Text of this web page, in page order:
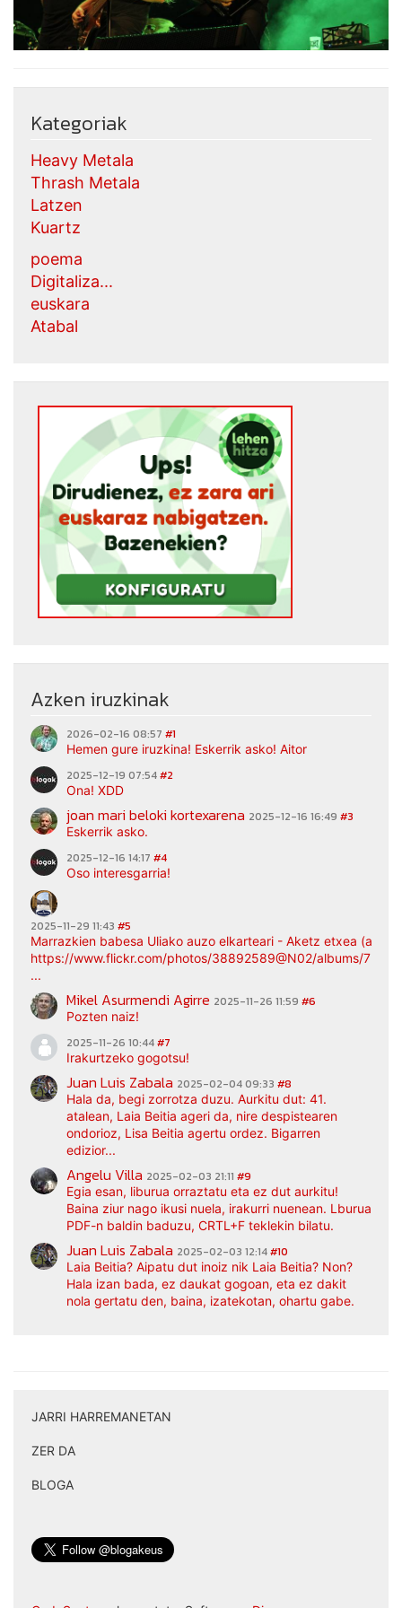
Kategoriak
Heavy Metala
Thrash Metala
Latzen
Kuartz
poema
Digitaliza...
euskara
Atabal
Azken iruzkinak
2026-02-16 08:57 #1
Hemen gure iruzkina! Eskerrik asko! Aitor
2025-12-19 07:54#2
Ona! XDD
joan mari beloki kortexarena 2025-12-16 16:49 #3
Eskerrik asko.
2025-12-16 14:17 #4
Oso interesgarria!
2025-11-29 11:43 #5
Marrazkien babesa Uliako auzo elkarteari - Aketz etxea
https://www.flickr.com/photos/38892589@N02/albums/
...
Mikel Asurmendi Agirre 2025-11-26 11:59 #6
Pozten naiz!
2025-11-26 10:44#7
Irakurtzeko gogotsu!
Juan Luis Zabala 2025-02-04 09:33 #8
Hala da, begi zorrotza duzu. Aurkitu dut: 41.
atalean, Laia Beitia ageri da, nire despistearen
ondorioz, Lisa Beitia agertu ordez. Bigarren
edizior...
Angelu Villa 2025-02-03 21:11 #9
Egia esan, liburua orraztatu eta ez dut aurkitu!
Baina ziur nago ikusi nuela, irakurri nuenean. Lburua
PDF-n baldin baduzu, CRTL+F teklekin bilatu.
Juan Luis Zabala 2025-02-03 12:14#10
Laia Beitia? Aipatu dut inoiz nik Laia Beitia? Non?
Hala izan bada, ez daukat gogoan, eta ez dakit
nola gertatu den, baina, izatekotan, ohartu gabe.
JARRI HARREMANETAN
ZER DA
BLOGA